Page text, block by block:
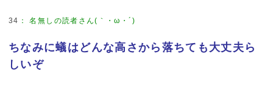
34 ：名無しの読者さん(｀・ω・´)
ちなみに蟻はどんな高さから落ちても大丈夫ら
しいぞ